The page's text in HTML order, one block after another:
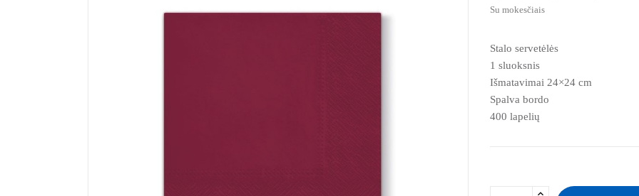
Su mokesčiais
Stalo servetėlės
1 sluoksnis
Išmatavimai 24×24 cm
Spalva bordo
400 lapelių